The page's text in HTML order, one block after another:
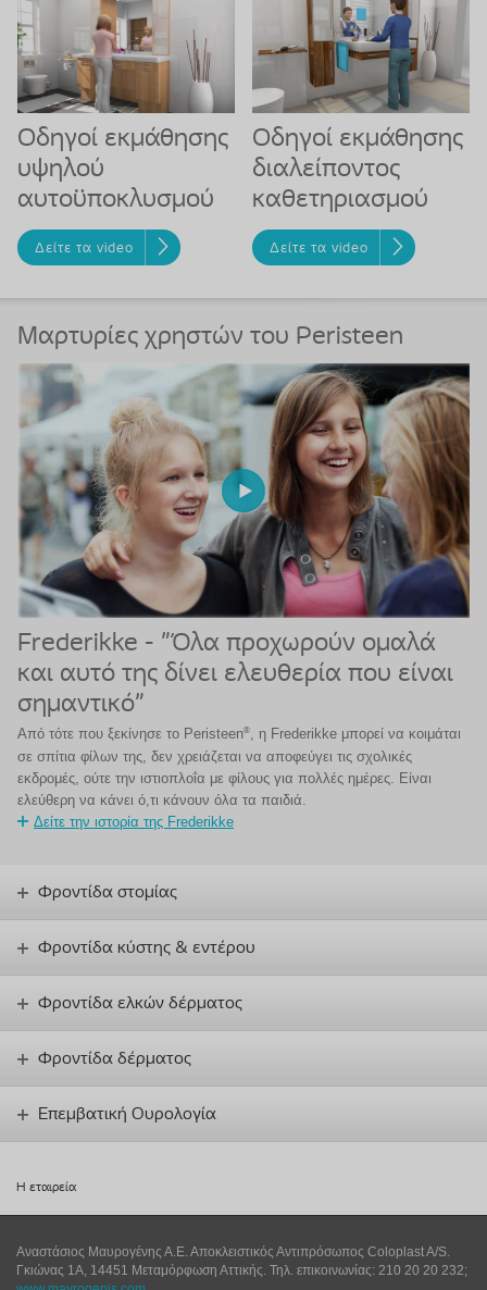
Οδηγοί εκμάθησης
υψηλού
αυτοϋποκλυσμού
Δείτε τα video
Οδηγοί εκμάθησης
διαλείποντος
καθετηριασμού
Δείτε τα video
Μαρτυρίες χρηστών του Peristeen
Frederikke - "Όλα προχωρούν ομαλά
και αυτό της δίνει ελευθερία που είναι
σημαντικό"
Από τότε που ξεκίνησε το Peristeen®, η Frederikke μπορεί να κοιμάται
σε σπίτια φίλων της, δεν χρειάζεται να αποφεύγει τις σχολικές
εκδρομές, ούτε την ιστιοπλοΐα με φίλους για πολλές ημέρες. Είναι
ελεύθερη να κάνει ό,τι κάνουν όλα τα παιδιά.
Δείτε την ιστορία της Frederikke
Φροντίδα στομίας
Φροντίδα κύστης & εντέρου
Φροντίδα ελκών δέρματος
Φροντίδα δέρματος
Επεμβατική Ουρολογία
Η εταιρεία
Αναστάσιος Μαυρογένης Α.Ε. Αποκλειστικός Αντιπρόσωπος Coloplast A/S.
Γκιώνας 1Α, 14451 Μεταμόρφωση Αττικής. Τηλ. επικοινωνίας: 210 20 20 232;